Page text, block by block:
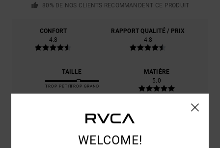
80% DE NOS CLIENTS RECOMMANDENT CE PRODUIT
CONFORT
4.8
RAPPORT QUALITÉ / PRIX
4.8
TAILLE
TROP PETITTROP GRAND
MATIÈRE
5.0
COLORIS
5.0
WELCOME!